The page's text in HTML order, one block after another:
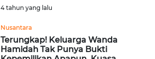
4 tahun yang lalu
Nusantara
Terungkap! Keluarga Wanda
Hamidah Tak Punya Bukti